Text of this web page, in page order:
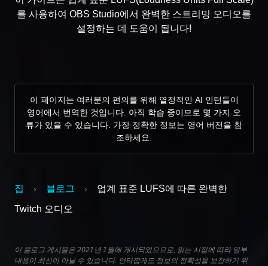
를 사용하여 OBS Studio에서 완벽한 스트리밍 오디오를
설정하는 데 도움이 됩니다!
이 페이지는 여러분의 편의를 위해 열정적인 AI 인턴들이
영어에서 번역한 것입니다. 아직 학습 중이므로 몇 가지 오
류가 있을 수 있습니다. 가장 정확한 정보는 영어 버전을 참
조하세요.
집 › 블로그 ›
업계 표준 LUFS에 따른 완벽한
Twitch 오디오
이 블로그 게시물은 2021년 1월에 게시되었으므로, 읽는 시점에 따라 일부
내용이 최신이 아닐 수 있습니다. 안타깝게도 정보의 정확성을 보장하기 위